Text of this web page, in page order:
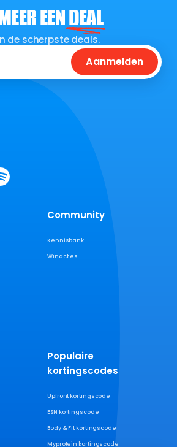
EENDEAL
de scherpste deals.
Aanmelden
Community
Kennisbank
Winacties
Populaire
kortingscodes
Upfront kortingscode
ESN kortingscode
Body & Fit kortingscode
Myprotein kortingscode